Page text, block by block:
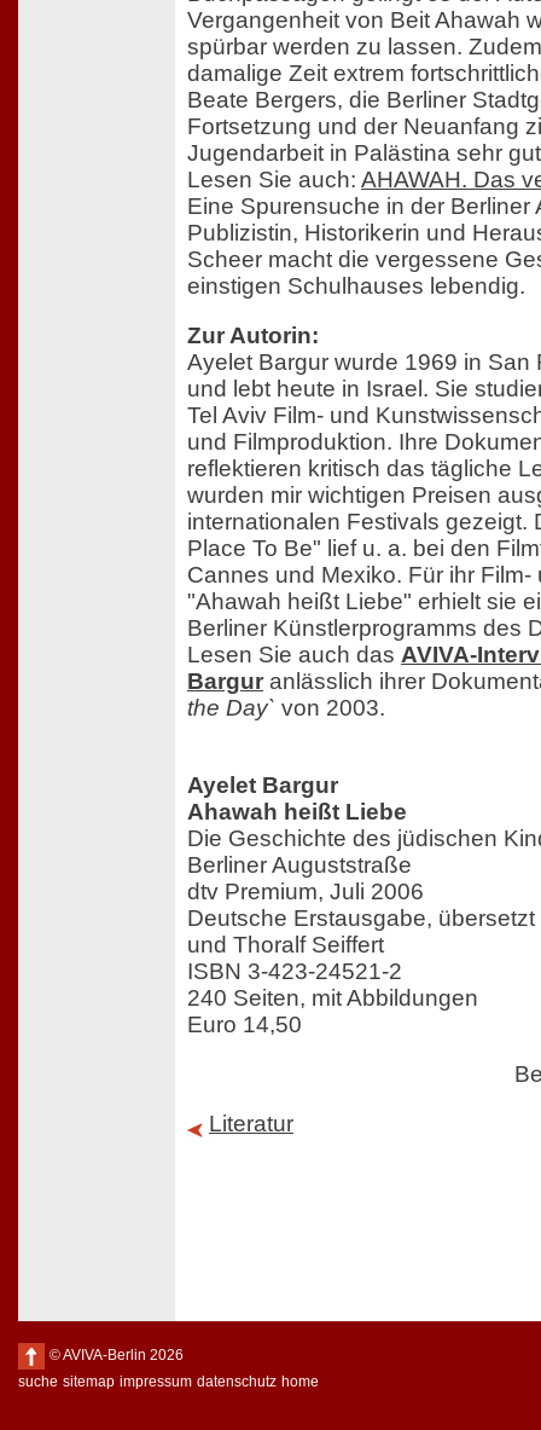
Vergangenheit von Beit Ahawah
spürbar werden zu lassen.
damalige Zeit extrem
Beate Bergers, die Berliner
Fortsetzung und der Neuanfang
Jugendarbeit in Palästina sehr
Lesen Sie auch: AHAWAH. Das
Eine Spurensuche in der Berliner
Publizistin, Historikerin und
Scheer macht die vergessene
einstigen Schulhauses lebendig.
Zur Autorin:
Ayelet Bargur wurde 1969 in San
und lebt heute in Israel. Sie
Tel Aviv Film- und
und Filmproduktion. Ihre
reflektieren kritisch das tägliche
wurden mir wichtigen Preisen
internationalen Festivals gezeigt.
Place To Be" lief u. a. bei den
Cannes und Mexiko. Für ihr
"Ahawah heißt Liebe" erhielt sie
Berliner Künstlerprogramms des
Lesen Sie auch das AVIVA-
Bargur anlässlich ihrer
the Day` von 2003.
Ayelet Bargur
Ahawah heißt Liebe
Die Geschichte des jüdischen
Berliner Auguststraße
dtv Premium, Juli 2006
Deutsche Erstausgabe,
und Thoralf Seiffert
ISBN 3-423-24521-2
240 Seiten, mit Abbildungen
Euro 14,50
Literatur
© AVIVA-Berlin 2026
suche sitemap impressum datenschutz home